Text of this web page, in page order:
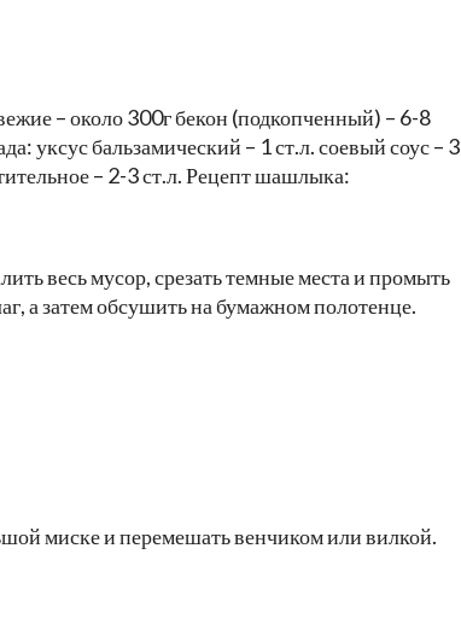
– около 300г бекон (подкопченный) – 6-8
уксус бальзамический – 1 ст.л. соевый соус – 3
– 2-3 ст.л. Рецепт шашлыка:
весь мусор, срезать темные места и промыть
а затем обсушить на бумажном полотенце.
миске и перемешать венчиком или вилкой.